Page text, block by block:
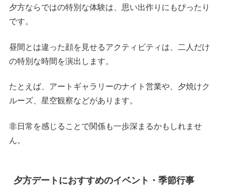
夕方ならではの特別な体験は、思い出作りにもぴったり
です。
昼間とは違った顔を見せるアクティビティは、二人だけ
の特別な時間を演出します。
たとえば、アートギャラリーのナイト営業や、夕焼けク
ルーズ、星空観察などがあります。
非日常を感じることで関係も一歩深まるかもしれませ
ん。
夕方デートにおすすめのイベント・季節行事